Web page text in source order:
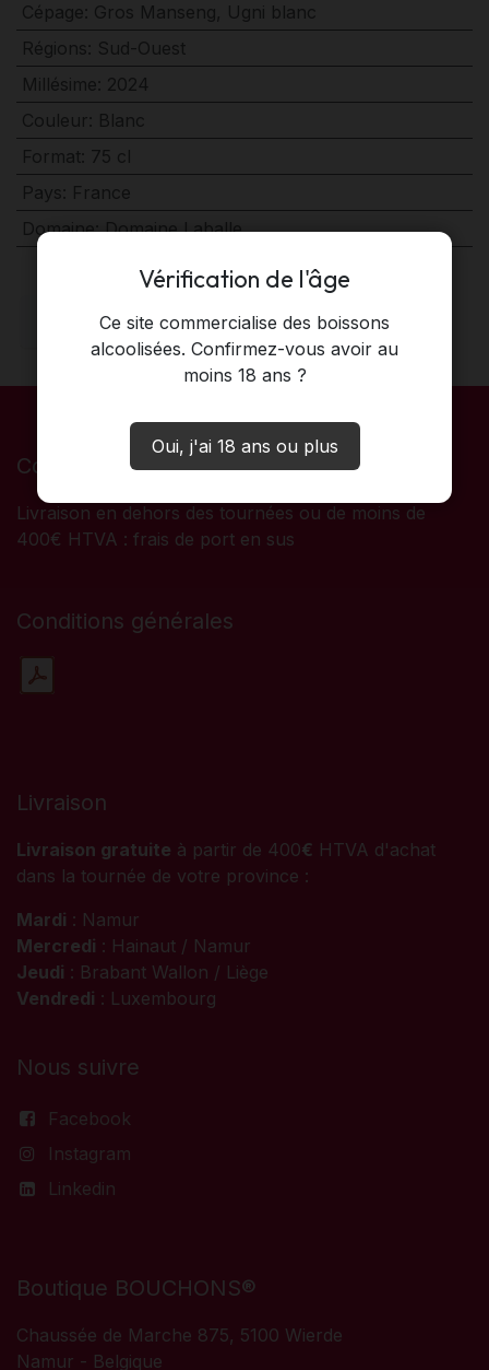
Vérification de l'âge
Ce site commercialise des boissons
alcoolisées. Confirmez-vous avoir au
moins 18 ans ?
Oui, j'ai 18 ans ou plus
Cépage Gros Manseng, Ugni blanc
Régions Sud-Ouest
Millésime 2024
Couleur Blanc
Format: 75 cl
Pays France
Domaine:Domaine Laballe
Conditions
Livraison en dehors des tournées ou de moins de
400€ HTVA : frais de port en sus
Conditions générales
Livraison
Livraison gratuite à partir de 400€ HTVA d'achat
dans la tournée de votre province :
Mardi : Namur
Mercredi : Hainaut / Namur
Jeudi : Brabant Wallon / Liège
Vendredi : Luxembourg
Nous suivre
Facebook
Instagram
Linkedin
Boutique BOUCHONS®
Chaussée de Marche 875, 5100 Wierde
Namur - Belgique